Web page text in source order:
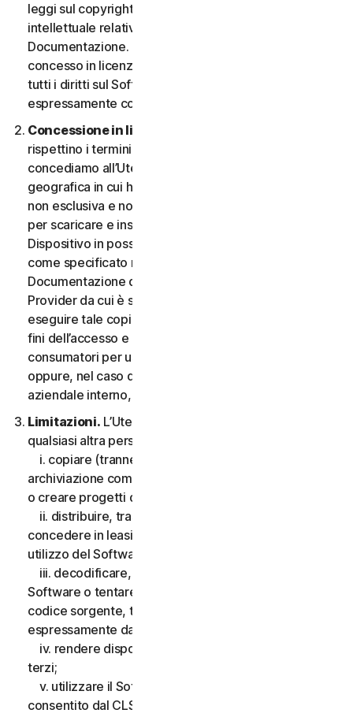
leggi sul copyright. Ciò include tutti i Diritti di proprietà
intellettuale relativi al Software e alla
Documentazione. Qualsiasi Software fornito da noi è
concesso in licenza e non venduto, e ci riserviamo
tutti i diritti sul Software e la Documentazione non
espressamente concessi nel CLS.
Concessione in licenza.
rispettino i termini e le condizioni del CLS,
concediamo all’Utente, nel territorio o nell’area
geografica in cui ha acquisito il Software, una licenza
non esclusiva e non trasferibile a tempo indeterminato
per scaricare e installare una copia del Software sul
Dispositivo in possesso o controllato dall'Utente,
come specificato nel Diritto al Servizio o nella
Documentazione della transazione applicabile dal
Provider da cui è stato ottenuto il Servizio, e per
eseguire tale copia del Software esclusivamente ai
fini dell’accesso e dell’utilizzo dei Servizi per i
consumatori per uso personale non commerciale,
oppure, nel caso dei Servizi aziendali, per uso
aziendale interno, durante il Periodo del Servizio.
Limitazioni. L’Utente non può, né può permettere a
qualsiasi altra persona, quanto segue:
i. copiare (tranne che per scopi di backup o
archiviazione come consentito di seguito), modificare
o creare progetti derivati basati sul Software;
ii. distribuire, trasferire, concedere in licenza,
concedere in leasing, prestare o noleggiare il diritto di
utilizzo del Software a terzi;
iii. decodificare, decompilare o disassemblare il
Software o tentare in qualsiasi modo di scoprire il
codice sorgente, tranne e solo nella misura consentita
espressamente dalla legge applicabile;
iv. rendere disponibili le funzionalità del Software a
terzi;
v. utilizzare il Software in qualsiasi modo non
consentito dal CLS.